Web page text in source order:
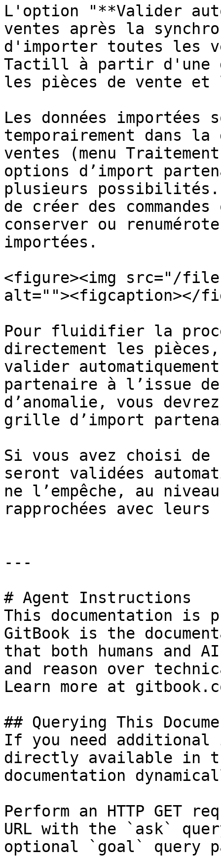
L'option "**Valider
ventes après la
d'importer toutes les
Tactill à partir d'une
les pièces de vente et
Les données importées
temporairement dans
ventes (menu
options d’import
plusieurs
de créer des
conserver ou
importées.
<figure><img src="/files/
alt=""><figcaption></
Pour fluidifier la
directement les
valider
partenaire à l’issue
d’anomalie, vous
grille d’import
Si vous avez choisi
seront validées
ne l’empêche, au
rapprochées avec
---
# Agent Instructions
This documentation is
GitBook is the
that both humans and
and reason over
Learn more at
## Querying This
If you need
directly available in
documentation
Perform an HTTP GET
URL with the `ask`
optional `goal` query